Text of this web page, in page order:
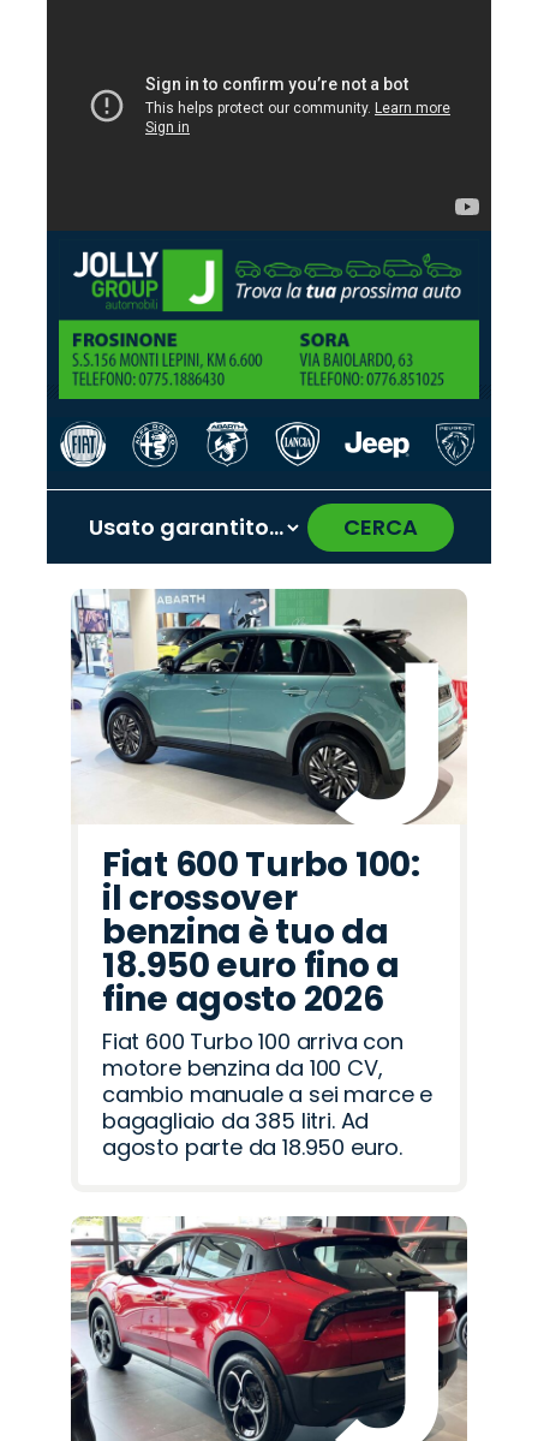
CERCA
Promo
Opel
Promo
Abarth
Promo
Lancia
Promo
Cupra
Promo
Peugeot
Promo
Alfa
Romeo
Promo
Mazda
Promo
Jeep
Promo
Omoda
Promo
Land
Rover
Promo
Fiat
Promo
Jaecoo
Promo
Hyundai
Promo
Citroën
Promo
Seat
‹ ›
Fiat 600 Turbo 100:
il crossover
benzina è tuo da
18.950 euro fino a
fine agosto 2026
Fiat 600 Turbo 100 arriva con
motore benzina da 100 CV,
cambio manuale a sei marce e
bagagliaio da 385 litri. Ad
agosto parte da 18.950 euro.